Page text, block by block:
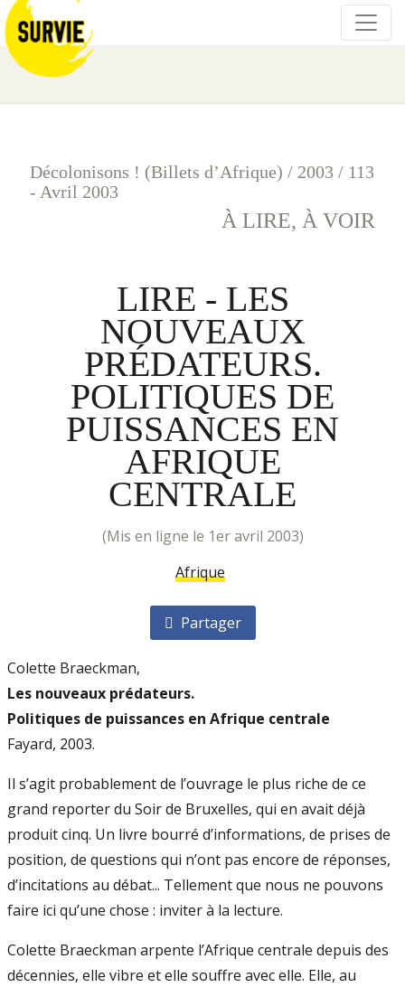
Décolonisons ! (Billets d’Afrique) / 2003 / 113
- Avril 2003
À LIRE, À VOIR
LIRE - LES
NOUVEAUX
PRÉDATEURS.
POLITIQUES DE
PUISSANCES EN
AFRIQUE
CENTRALE
(mis en ligne le 1er avril 2003)
Afrique
Partager
Colette Braeckman,
Les nouveaux prédateurs.
Politiques de puissances en Afrique centrale
Fayard, 2003.
Il s’agit probablement de l’ouvrage le plus riche de ce
grand reporter du Soir de Bruxelles, qui en avait déjà
produit cinq. Un livre bourré d’informations, de prises de
position, de questions qui n’ont pas encore de réponses,
d’incitations au débat... Tellement que nous ne pouvons
faire ici qu’une chose : inviter à la lecture.
Colette Braeckman arpente l’Afrique centrale depuis des
décennies, elle vibre et elle souffre avec elle. Elle, au